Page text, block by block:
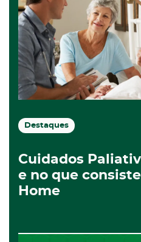
Destaques
Cuidados
e no que
Home